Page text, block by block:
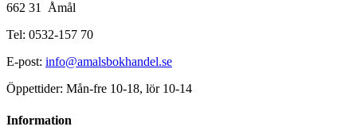
662 31 Åmål
Tel: 0532-157 70
E-post: info@amalsbokhandel.se
Öppettider: Mån-fre 10-18, lör 10-14
Information